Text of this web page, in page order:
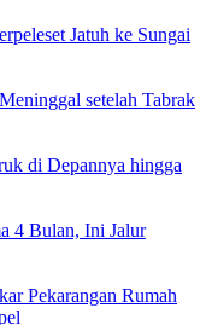
Jatuh ke Sungai
setelah Tabrak
di Depannya hingga
4 Bulan, Ini Jalur
Pekarangan Rumah